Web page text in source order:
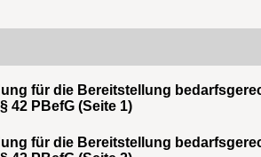
für die Bereitstellung
42 PBefG (Seite 1)
für die Bereitstellung